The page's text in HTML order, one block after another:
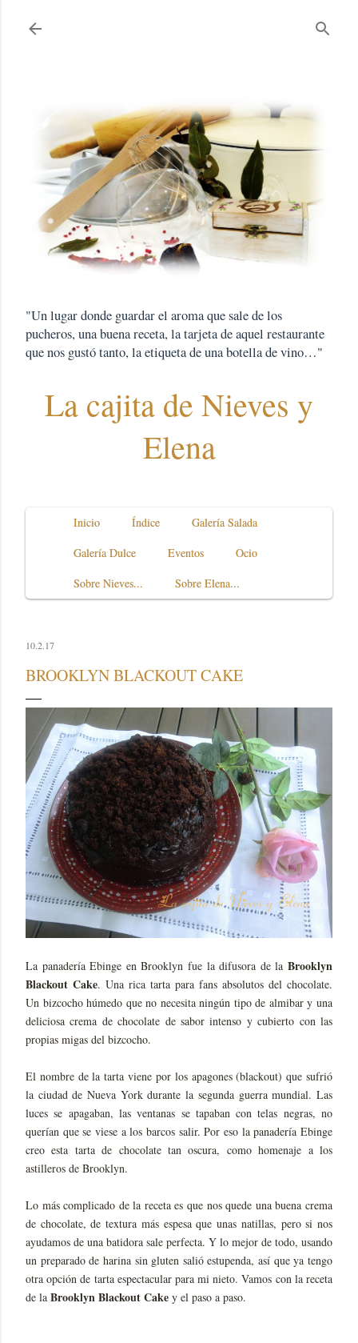
"Un lugar donde guardar el aroma que sale de los
pucheros, una buena receta, la tarjeta de aquel restaurante
que nos gustó tanto, la etiqueta de una botella de vino…"
La cajita de Nieves y
Elena
Inicio Índice
Galería Salada
Galería Dulce
Eventos
Ocio
Sobre Nieves...
Sobre Elena...
10.2.17
BROOKLYN BLACKOUT CAKE
La panadería Ebinge en Brooklyn fue la difusora de la Brooklyn
Blackout Cake. Una rica tarta para fans absolutos del chocolate.
Un bizcocho húmedo que no necesita ningún tipo de almibar y una
deliciosa crema de chocolate de sabor intenso y cubierto con las
propias migas del bizcocho.
El nombre de la tarta viene por los apagones (blackout) que sufrió
la ciudad de Nueva York durante la segunda guerra mundial. Las
luces se apagaban, las ventanas se tapaban con telas negras, no
querían que se viese a los barcos salir. Por eso la panadería Ebinge
creo esta tarta de chocolate tan oscura, como homenaje a los
astilleros de Brooklyn.
Lo más complicado de la receta es que nos quede una buena crema
de chocolate, de textura más espesa que unas natillas, pero si nos
ayudamos de una batidora sale perfecta. Y lo mejor de todo, usando
un preparado de harina sin gluten salió estupenda, así que ya tengo
otra opción de tarta espectacular para mi nieto. Vamos con la receta
de la Brooklyn Blackout Cake y el paso a paso.